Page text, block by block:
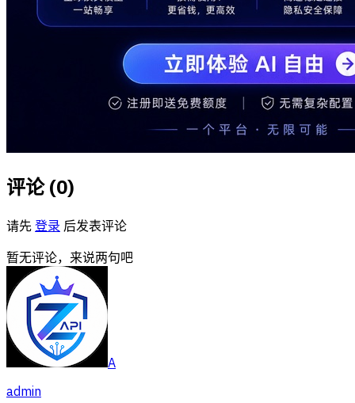
评论 (0)
请先 登录 后发表评论
暂无评论，来说两句吧
A
admin